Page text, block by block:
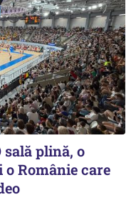
sală plină, o
Românie care